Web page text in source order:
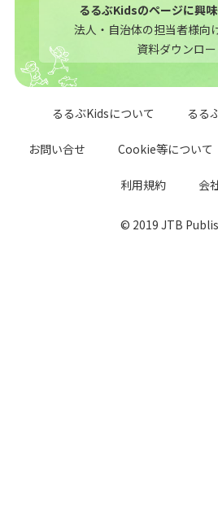
るるぶKidsのページに興
法人・自治体の担当者様向
資料ダウンロー
るるぶKidsについて るる
お問い合せ Cookie等について
利用規約 会
© 2019 JTB